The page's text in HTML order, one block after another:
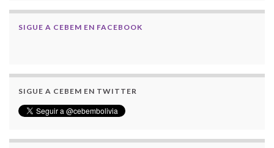
SIGUE A CEBEM EN FACEBOOK
SIGUE A CEBEM EN TWITTER